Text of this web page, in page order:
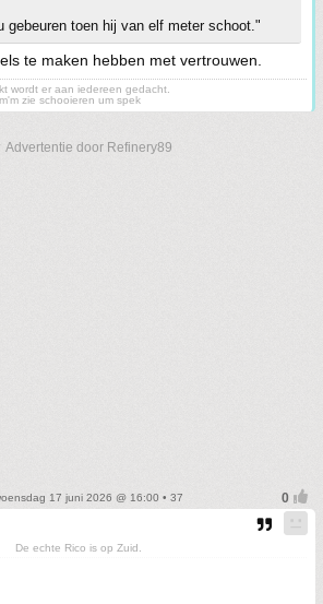
gebeuren toen hij van elf meter schoot."
te maken hebben met vertrouwen.
wordt er aan iedereen gedacht.
zie schooieren um spek
Advertentie door Refinery89
17 juni 2026 @ 16:00 • 37
De echte Rico is op Zuid.